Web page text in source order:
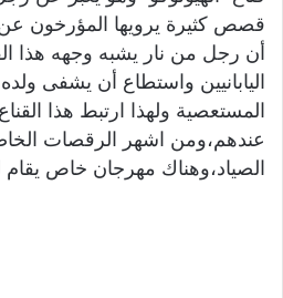
قصص كثيرة يرويها المؤرخون عن
أن رجل من نار يشبه وجهه هذا
اليابانيين واستطاع أن يشفى
المستعصية ولهذا ارتبط هذا
عندهم،ومن اشهر الرقصات
الصياد،وهناك مهرجان خاص يقام